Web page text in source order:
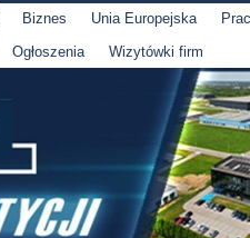
Biznes Unia Europejska
Ogłoszenia Wizytówki firm